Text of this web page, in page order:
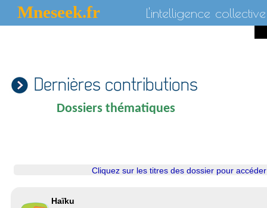
Mneseek.fr L'intelligence collective
Dernières contributions
Dossiers thématiques
Cliquez sur les titres des dossier pour
Haïku